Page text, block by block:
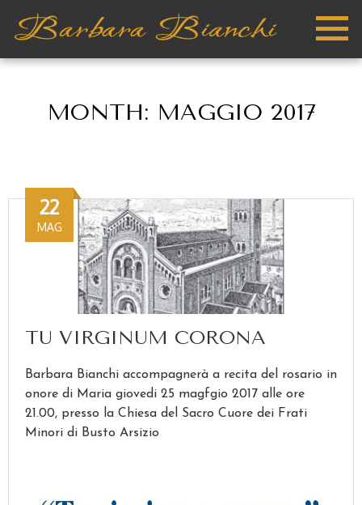
MONTH: MAGGIO 2017
TU VIRGINUM CORONA
22
MAG
Barbara Bianchi accompagnerà a recita del rosario in
onore di Maria giovedi 25 magfgio 2017 alle ore
21.00, presso la Chiesa del Sacro Cuore dei Frati
Minori di Busto Arsizio